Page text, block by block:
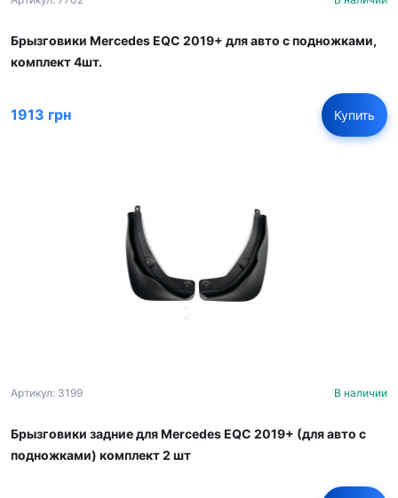
Брызговики Mercedes EQC 2019+ для авто с подножками,
комплект 4шт.
1913 грн Купить
Артикул: 3199 В наличии
Брызговики задние для Mercedes EQC 2019+ (для авто с
подножками) комплект 2 шт